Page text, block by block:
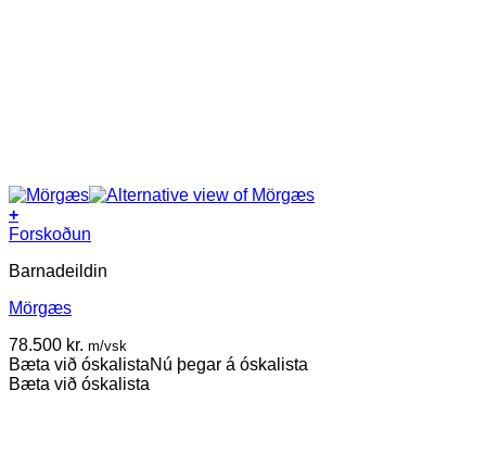
+
Forskoðun
Barnadeildin
Mörgæs
78.500 kr. m/vsk
Bæta við óskalistaNú þegar á óskalista
Bæta við óskalista